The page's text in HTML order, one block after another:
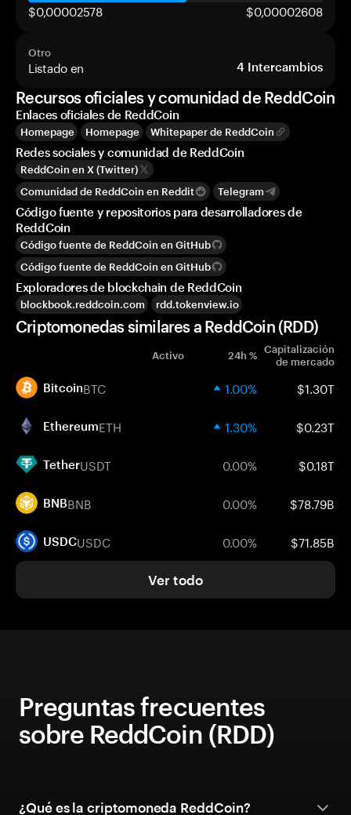
$0,00002578 $0,00002608
Otro
Listado en 4 Intercambios
Recursos oficiales y comunidad de ReddCoin
Enlaces oficiales de ReddCoin
Homepage Homepage Whitepaper de ReddCoin
Redes sociales y comunidad de ReddCoin
ReddCoin en X (Twitter)
Comunidad de ReddCoin en Reddit
Telegram
Código fuente y repositorios para desarrolladores de
ReddCoin
Código fuente de ReddCoin en GitHub
Código fuente de ReddCoin en GitHub
Exploradores de blockchain de ReddCoin
blockbook.reddcoin.com rdd.tokenview.io
Criptomonedas similares a ReddCoin (RDD)
Activo 24h % Capitalización
de mercado
BitcoinBTC 1.00% $1.30T
EthereumETH 1.30% $0.23T
TetherUSDT 0.00% $0.18T
BNBBNB 0.00% $78.79B
USDCUSDC 0.00% $71.85B
Ver todo
Preguntas frecuentes
sobre ReddCoin (RDD)
¿Qué es la criptomoneda ReddCoin?